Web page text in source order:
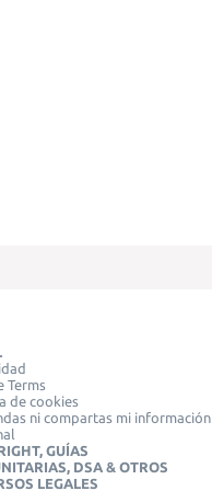
Terms
de cookies
ni compartas mi información
GUÍAS
DSA & OTROS
LEGALES